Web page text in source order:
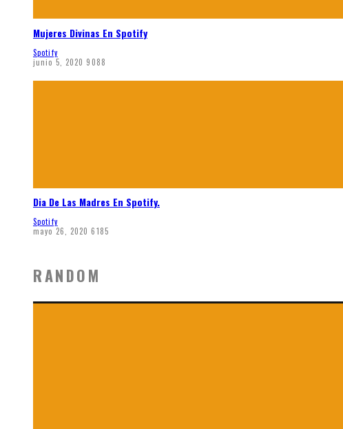
Mujeres Divinas En Spotify
Spotify
junio 5, 2020 9088
Dia De Las Madres En Spotify.
Spotify
mayo 26, 2020 6185
RANDOM